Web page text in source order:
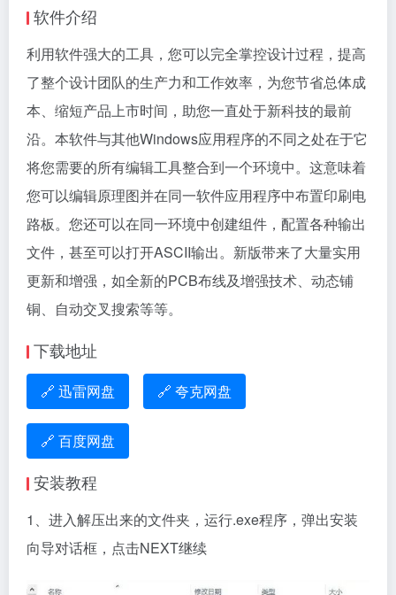
软件介绍
利用软件强大的工具，您可以完全掌控设计过程，提高
了整个设计团队的生产力和工作效率，为您节省总体成
本、缩短产品上市时间，助您一直处于新科技的最前
沿。本软件与其他Windows应用程序的不同之处在于它
将您需要的所有编辑工具整合到一个环境中。这意味着
您可以编辑原理图并在同一软件应用程序中布置印刷电
路板。您还可以在同一环境中创建组件，配置各种输出
文件，甚至可以打开ASCII输出。新版带来了大量实用
更新和增强，如全新的PCB布线及增强技术、动态铺
铜、自动交叉搜索等等。
下载地址
🔗 迅雷网盘 🔗 夸克网盘
🔗 百度网盘
安装教程
1、进入解压出来的文件夹，运行.exe程序，弹出安装
向导对话框，点击NEXT继续